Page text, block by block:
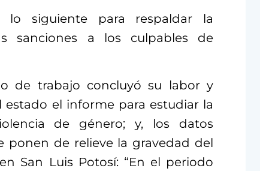
lo siguiente para respaldar la
sanciones a los culpables de
de trabajo concluyó su labor y
el informe para estudiar la
de género; y, los datos
ponen de relieve la gravedad del
San Luis Potosí: “En el periodo